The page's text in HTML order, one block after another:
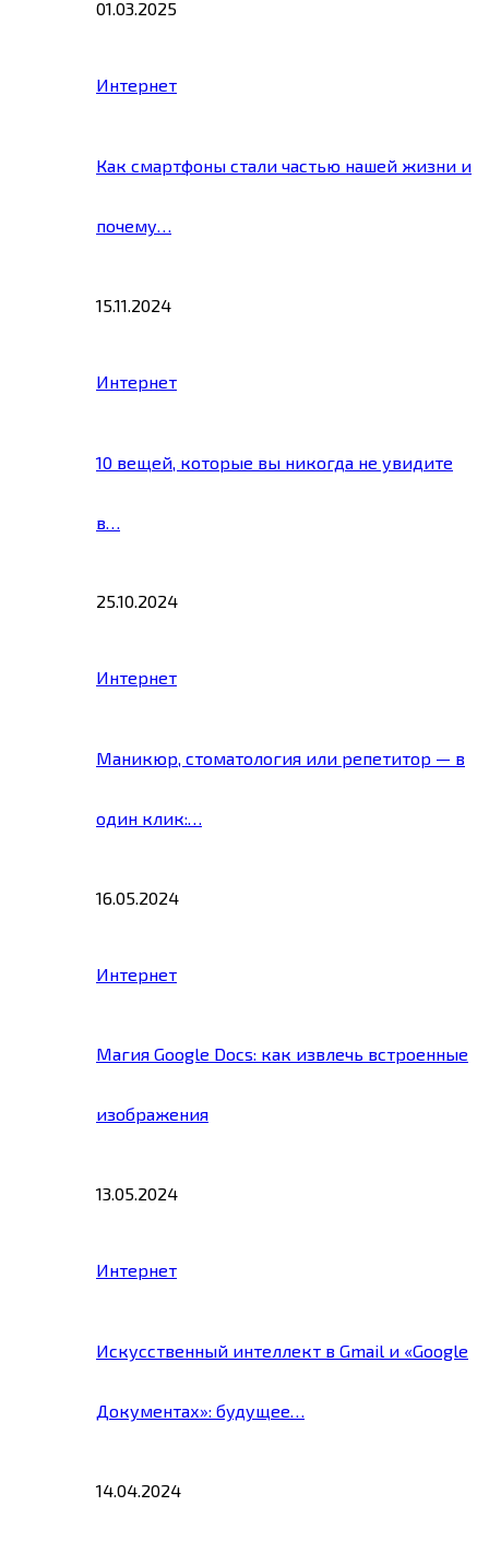
01.03.2025
Интернет
Как смартфоны стали частью нашей жизни и
почему…
15.11.2024
Интернет
10 вещей, которые вы никогда не увидите
в…
25.10.2024
Интернет
Маникюр, стоматология или репетитор — в
один клик:…
16.05.2024
Интернет
Магия Google Docs: как извлечь встроенные
изображения
13.05.2024
Интернет
Искусственный интеллект в Gmail и «Google
Документах»: будущее…
14.04.2024